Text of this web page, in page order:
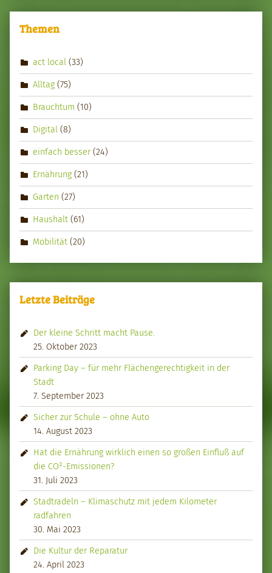
Themen
act local (33)
Alltag (75)
Brauchtum (10)
Digital (8)
einfach besser(24)
Ernährung (21)
Garten (27)
Haushalt (61)
Mobilität (20)
Letzte Beiträge
Der kleine Schritt macht Pause.
25. Oktober 2023
Parking Day – für mehr Flächengerechtigkeit in der
Stadt
7. September 2023
Sicher zur Schule – ohne Auto
14. August 2023
Hat die Ernährung wirklich einen so großen Einfluß auf
die CO²-Emissionen?
31. Juli 2023
Stadtradeln – Klimaschutz mit jedem Kilometer
radfahren
30. Mai 2023
Die Kultur der Reparatur
24. April 2023